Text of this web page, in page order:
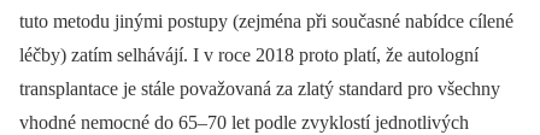
tuto metodu jinými postupy (zejména při současné nabídce cílené
léčby) zatím selhávájí. I v roce 2018 proto platí, že autologní
transplantace je stále považovaná za zlatý standard pro všechny
vhodné nemocné do 65–70 let podle zvyklostí jednotlivých